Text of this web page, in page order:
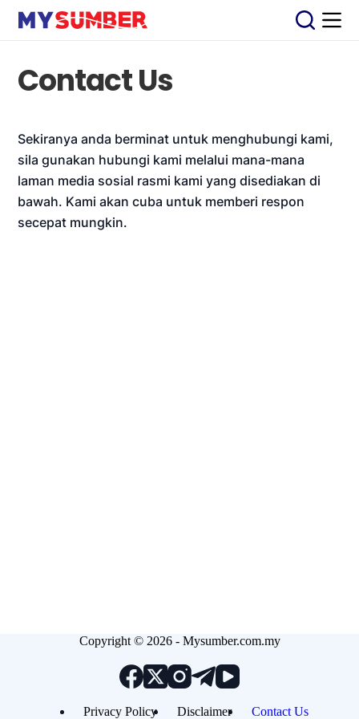
S
k
o
t
e
n
t
Contact Us
Sekiranya anda berminat untuk menghubungi kami,
sila gunakan hubungi kami melalui mana-mana
laman media sosial rasmi kami yang disediakan di
bawah. Kami akan cuba untuk memberi respon
secepat mungkin.
Copyright © 2026 - Mysumber.com.my
Privacy Policy Disclaimer Contact Us